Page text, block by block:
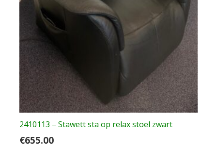
2410113 – Stawett sta op relax stoel zwart
€655.00